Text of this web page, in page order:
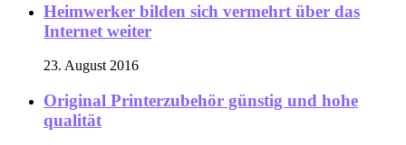
Heimwerker bilden sich vermehrt über das
Internet weiter
23. August 2016
Original Printerzubehör günstig und hohe
qualität